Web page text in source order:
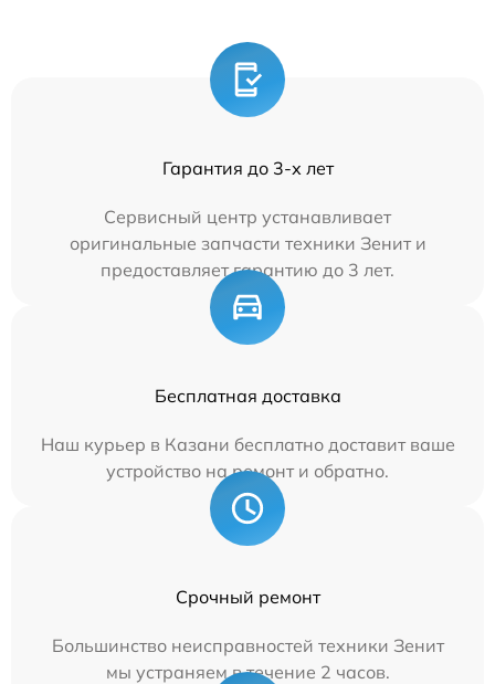
Гарантия до 3-х лет
Сервисный центр устанавливает
оригинальные запчасти техники Зенит и
предоставляет гарантию до 3 лет.
Бесплатная доставка
Наш курьер в Казани бесплатно доставит ваше
устройство на ремонт и обратно.
Срочный ремонт
Большинство неисправностей техники Зенит
мы устраняем в течение 2 часов.